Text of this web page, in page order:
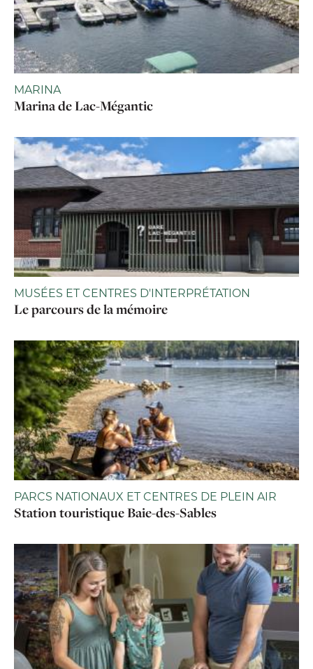
MARINA
Marina de Lac-Mégantic
MUSÉES ET CENTRES D'INTERPRÉTATION
Le parcours de la mémoire
PARCS NATIONAUX ET CENTRES DE PLEIN AIR
Station touristique Baie-des-Sables